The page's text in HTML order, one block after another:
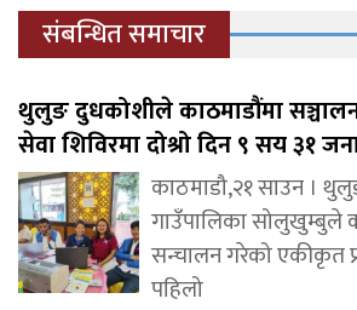
संबन्धित समाचार
थुलुङ दुधकोशीले काठमाडौंमा
सेवा शिविरमा दोश्रो दिन ९ सय ३१
काठमाडौ,२१ साउन ।
गाउँपालिका सोलुखुम्बुले
सन्चालन गरेको एकीकृत
पहिलो